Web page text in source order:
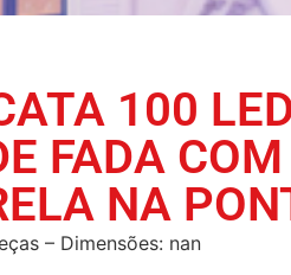
100
FADA
NA
– Dimensões: nan